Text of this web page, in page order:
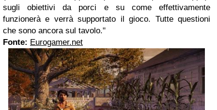
sugli obiettivi da porci e su come effettivamente
funzionerà e verrà supportato il gioco. Tutte questioni
che sono ancora sul tavolo."
Fonte: Eurogamer.net